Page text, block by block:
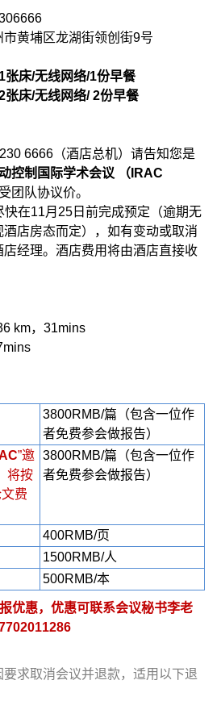
黄埔区龙湖街领创街9号
床/无线网络/1份早餐
床/无线网络/ 2份早餐
6666（酒店总机）请告知您是
控制国际学术会议 （IRAC
团队协议价。
快在11月25日前完成预定（逾期无
店房态而定），如有变动或取消
经理。酒店费用将由酒店直接收
km，31mins
3800RMB/篇（包含一位作
者免费参会做报告）
”邀
将按
费
3800RMB/篇（包含一位作
者免费参会做报告）
400RMB/页
1500RMB/人
500RMB/本
优惠，优惠可联系会议秘书李老
求取消会议并退款，适用以下退